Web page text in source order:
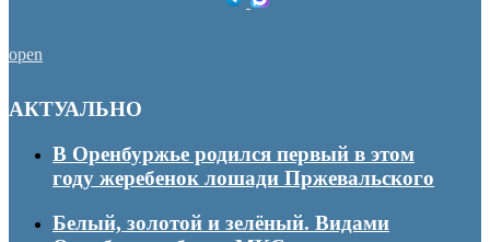
open
АКТУАЛЬНО
В Оренбуржье родился первый в этом
году жеребенок лошади Пржевальского
Белый, золотой и зелёный. Видами